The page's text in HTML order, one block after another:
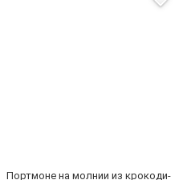
Пор­тмо­не на мол­нии из кро­ко­ди­